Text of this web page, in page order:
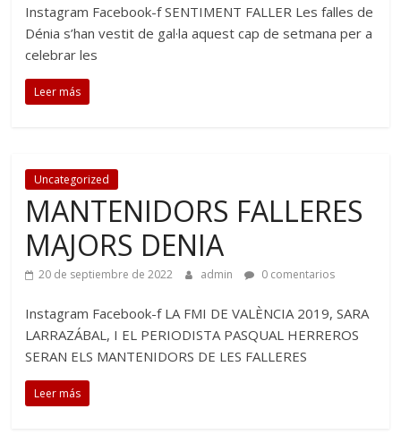
Instagram Facebook-f SENTIMENT FALLER Les falles de
Dénia s’han vestit de gal·la aquest cap de setmana per a
celebrar les
Leer más
Uncategorized
MANTENIDORS FALLERES
MAJORS DENIA
20 de septiembre de 2022 admin 0 comentarios
Instagram Facebook-f LA FMI DE VALÈNCIA 2019, SARA
LARRAZÁBAL, I EL PERIODISTA PASQUAL HERREROS
SERAN ELS MANTENIDORS DE LES FALLERES
Leer más